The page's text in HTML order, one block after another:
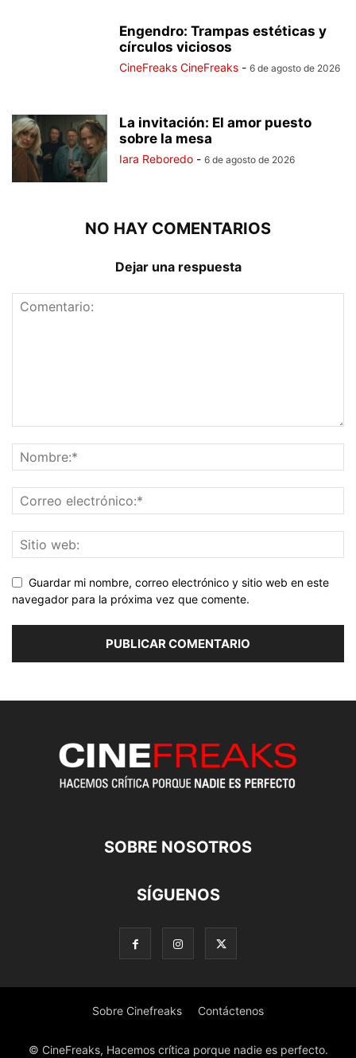
Engendro: Trampas estéticas y
círculos viciosos
CineFreaks CineFreaks - 6 de agosto de 2026
La invitación: El amor puesto
sobre la mesa
Iara Reboredo - 6 de agosto de 2026
NO HAY COMENTARIOS
Dejar una respuesta
Guardar mi nombre, correo electrónico y sitio web en este
navegador para la próxima vez que comente.
SOBRE NOSOTROS
SÍGUENOS
Sobre Cinefreaks Contáctenos
© CineFreaks, Hacemos crítica porque nadie es perfecto.